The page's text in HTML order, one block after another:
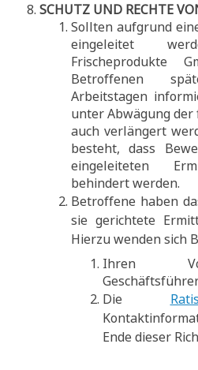
SCHUTZ UND RECHTE
Sollten aufgrund
eingeleitet
Frischeprodukte
Betroffenen
Arbeitstagen
unter Abwägung
auch verlängert
besteht, dass
eingeleiteten
behindert werden.
Betroffene haben
sie gerichtete
Hierzu wenden sich
Ihren
Die
Ende dieser